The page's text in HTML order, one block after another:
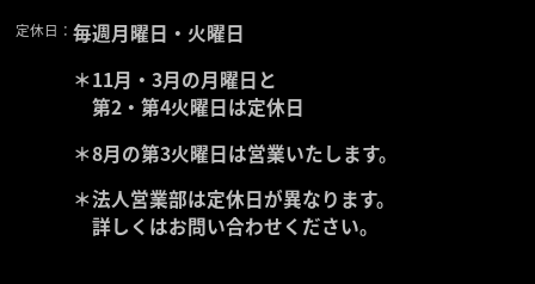
定休日：毎週月曜日・火曜日
＊11月・3月の月曜日と
第2・第4火曜日は定休日
＊8月の第3火曜日は営業いたします。
＊法人営業部は定休日が異なります。
詳しくはお問い合わせください。